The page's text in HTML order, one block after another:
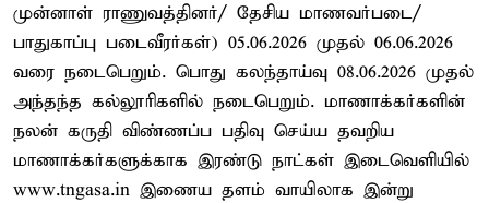
முன்னாள் ராணுவத்தினர்/ தேசிய மாணவர்படை/
பாதுகாப்பு படைவீரர்கள்) 05.06.2026 முதல் 06.06.2026
வரை நடைபெறும். பொது கலந்தாய்வு 08.06.2026 முதல்
அந்தந்த கல்லூரிகளில் நடைபெறும். மாணாக்கர்களின்
நலன் கருதி விண்ணப்ப பதிவு செய்ய தவறிய
மாணாக்கர்களுக்காக இரண்டு நாட்கள் இடைவெளியில்
www.tngasa.in இணைய தளம் வாயிலாக இன்று